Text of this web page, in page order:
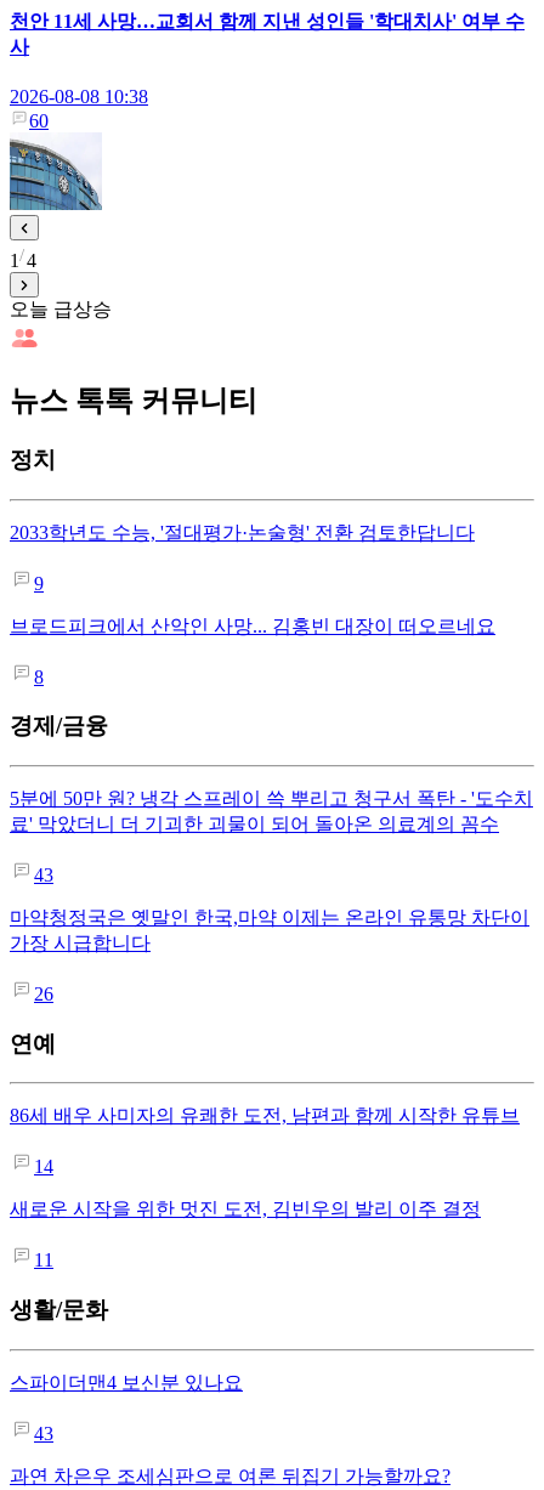
천안 11세 사망…교회서 함께 지낸 성인들 '학대치사' 여부 수
사
2026-08-08 10:38
60
1 4
오늘 급상승
뉴스 톡톡 커뮤니티
정치
2033학년도 수능, '절대평가·논술형' 전환 검토한답니다
9
브로드피크에서 산악인 사망... 김홍빈 대장이 떠오르네요
8
경제/금융
5분에 50만 원? 냉각 스프레이 쓱 뿌리고 청구서 폭탄 - '도수치
료' 막았더니 더 기괴한 괴물이 되어 돌아온 의료계의 꼼수
43
마약청정국은 옛말인 한국,마약 이제는 온라인 유통망 차단이
가장 시급합니다
26
연예
86세 배우 사미자의 유쾌한 도전, 남편과 함께 시작한 유튜브
14
새로운 시작을 위한 멋진 도전, 김빈우의 발리 이주 결정
11
생활/문화
스파이더맨4 보신분 있나요
43
과연 차은우 조세심판으로 여론 뒤집기 가능할까요?